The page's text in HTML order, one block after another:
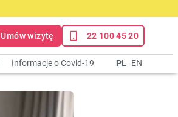
Umów wizytę 22 100 45 20
Informacje o Covid-19 PL EN